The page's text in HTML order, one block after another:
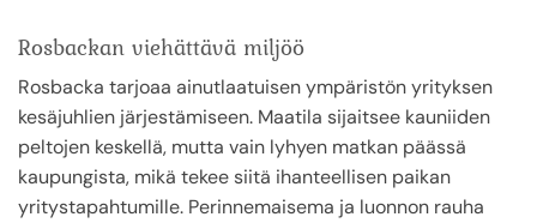
Rosbackan viehättävä miljöö
Rosbacka tarjoaa ainutlaatuisen ympäristön yrityksen
kesäjuhlien järjestämiseen. Maatila sijaitsee kauniiden
peltojen keskellä, mutta vain lyhyen matkan päässä
kaupungista, mikä tekee siitä ihanteellisen paikan
yritystapahtumille. Perinnemaisema ja luonnon rauha